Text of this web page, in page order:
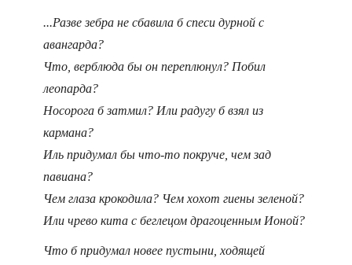
...Разве зебра не сбавила б спеси дурной с
авангарда?
Что, верблюда бы он переплюнул? Побил
леопарда?
Носорога б затмил? Или радугу б взял из
кармана?
Иль придумал бы что-то покруче, чем зад
павиана?
Чем глаза крокодила? Чем хохот гиены зеленой?
Или чрево кита с беглецом драгоценным Ионой?
Что б придумал новее пустыни, ходящей